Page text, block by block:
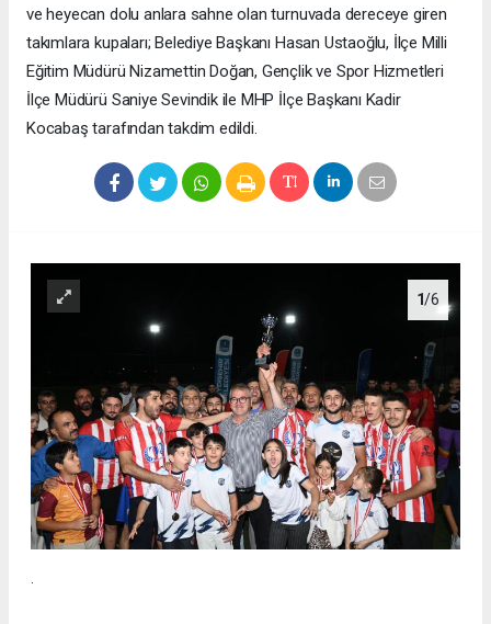
ve heyecan dolu anlara sahne olan turnuvada dereceye giren
takımlara kupaları; Belediye Başkanı Hasan Ustaoğlu, İlçe Milli
Eğitim Müdürü Nizamettin Doğan, Gençlik ve Spor Hizmetleri
İlçe Müdürü Saniye Sevindik ile MHP İlçe Başkanı Kadir
Kocabaş tarafından takdim edildi.
1/6